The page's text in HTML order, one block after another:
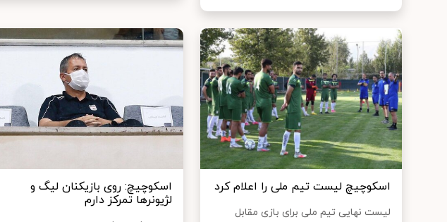
اسکوچیچ لیست تیم ملی را اعلام کرد
لیست نهایی تیم ملی برای بازی مقابل
اسکوچیچ: روی بازیکنان لیگ و
لژیونرها تمرکز دارم